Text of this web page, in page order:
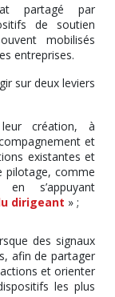
partagé par
de soutien
mobilisés
entreprises.
sur deux leviers
création, à
et
existantes et
pilotage, comme
s’appuyant
dirigeant » ;
des signaux
afin de partager
et orienter
les plus